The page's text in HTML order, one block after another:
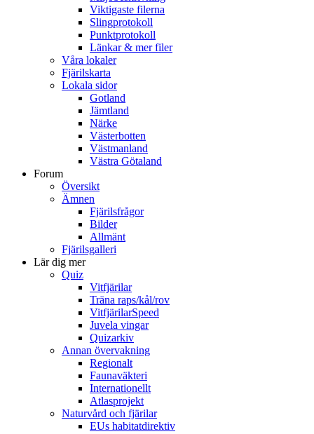
Viktigaste filerna
Slingprotokoll
Punktprotokoll
Länkar & mer filer
Våra lokaler
Fjärilskarta
Lokala sidor
Gotland
Jämtland
Närke
Västerbotten
Västmanland
Västra Götaland
Forum
Översikt
Ämnen
Fjärilsfrågor
Bilder
Allmänt
Fjärilsgalleri
Lär dig mer
Quiz
Vitfjärilar
Träna raps/kål/rov
VitfjärilarSpeed
Juvela vingar
Quizarkiv
Annan övervakning
Regionalt
Faunaväkteri
Internationellt
Atlasprojekt
Naturvård och fjärilar
EUs habitatdirektiv